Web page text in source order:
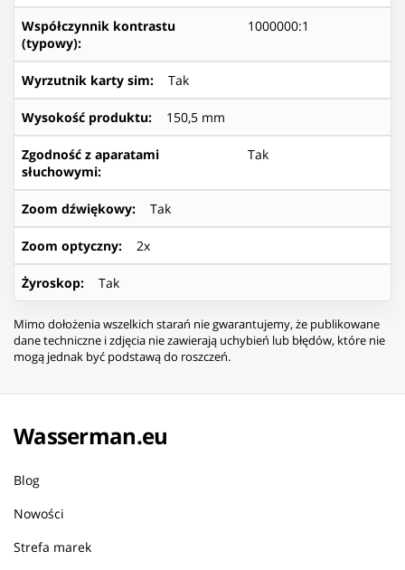
Współczynnik kontrastu
(typowy):
1000000:1
Wyrzutnik karty sim: Tak
Wysokość produktu: 150,5 mm
Zgodność z aparatami
słuchowymi:
Tak
Zoom dźwiękowy: Tak
Zoom optyczny: 2x
Żyroskop: Tak
Mimo dołożenia wszelkich starań nie gwarantujemy, że publikowane
dane techniczne i zdjęcia nie zawierają uchybień lub błędów, które nie
mogą jednak być podstawą do roszczeń.
Wasserman.eu
Blog
Nowości
Strefa marek